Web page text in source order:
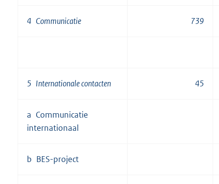
4 Communicatie 739
5 Internationale contacten 45
a Communicatie
internationaal
b BES-project